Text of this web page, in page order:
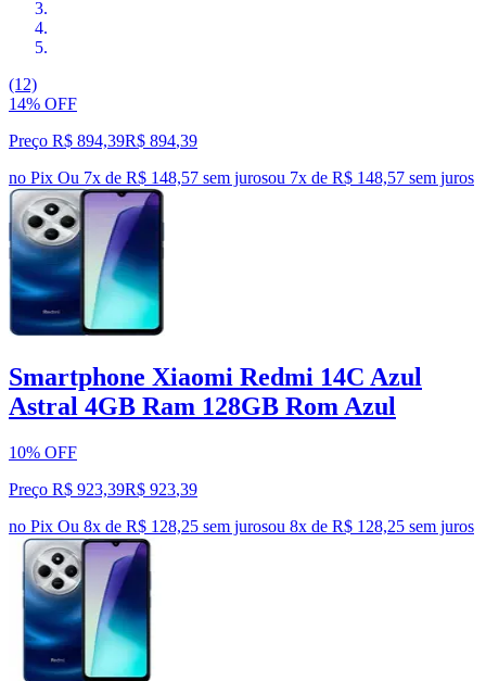
(12)
14% OFF
Preço R$ 894,39R$ 894,39
no Pix Ou 7x de R$ 148,57 sem jurosou 7x de R$ 148,57 sem juros
Smartphone Xiaomi Redmi 14C Azul
Astral 4GB Ram 128GB Rom Azul
10% OFF
Preço R$ 923,39R$ 923,39
no Pix Ou 8x de R$ 128,25 sem jurosou 8x de R$ 128,25 sem juros